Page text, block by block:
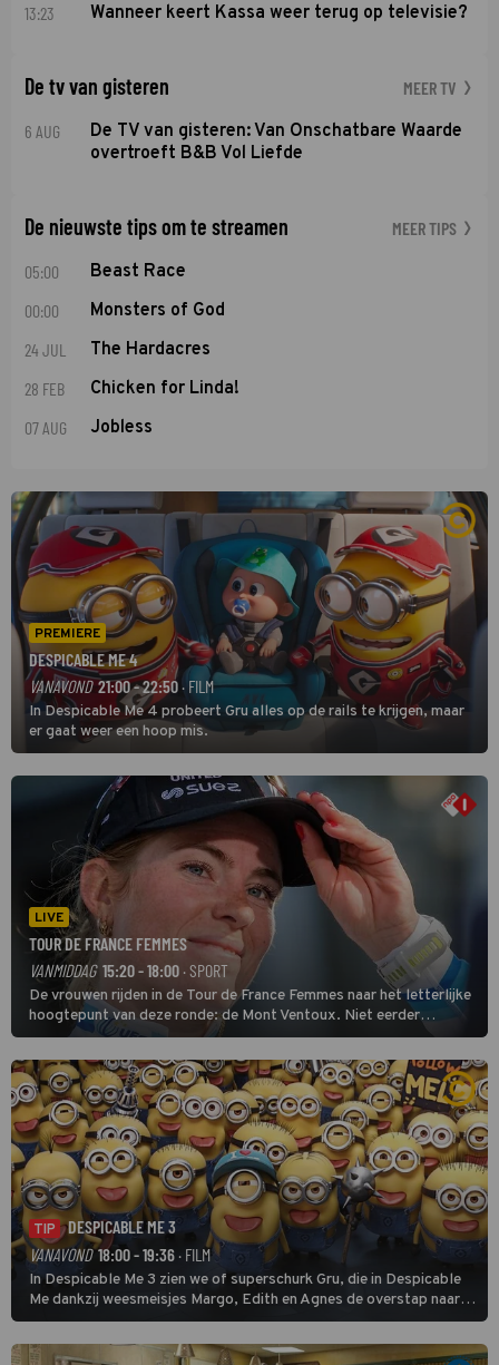
13:23 Wanneer keert Kassa weer terug op televisie?
De tv van gisteren MEER TV
6 AUG
De TV van gisteren: Van Onschatbare Waarde
overtroeft B&B Vol Liefde
De nieuwste tips om te streamen MEER TIPS
05:00 Beast Race
00:00 Monsters of God
24 JUL The Hardacres
28 FEB Chicken for Linda!
07 AUG Jobless
PREMIERE
DESPICABLE ME 4
VANAVOND 21:00 - 22:50 · FILM
In Despicable Me 4 probeert Gru alles op de rails te krijgen, maar
er gaat weer een hoop mis.
LIVE
TOUR DE FRANCE FEMMES
VANMIDDAG 15:20 - 18:00 · SPORT
De vrouwen rijden in de Tour de France Femmes naar het letterlijke
hoogtepunt van deze ronde: de Mont Ventoux. Niet eerder
finishten de vrouwen voor deze koers op deze kale col uit de
buitencategorie. De aanloop naar de slotklim is vlak.
TIP
DESPICABLE ME 3
VANAVOND 18:00 - 19:36· FILM
In Despicable Me 3 zien we of superschurk Gru, die in Despicable
Me dankzij weesmeisjes Margo, Edith en Agnes de overstap naar
het rechte pad maakte, ook op dat pad weet te blijven.